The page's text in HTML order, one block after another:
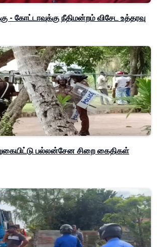
- கோட்டாவுக்கு நீதிமன்றம் விசேட உத்தரவு
பல்லன்சேன சிறை கைதிகள்